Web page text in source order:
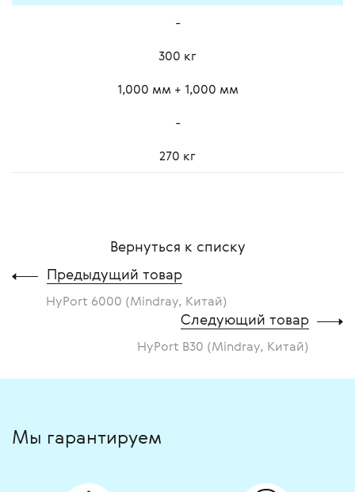
-
300 кг
1,000 мм + 1,000 мм
-
270 кг
Вернуться к списку
Предыдущий товар
HyPort 6000 (Mindray, Китай)
Следующий товар
HyPort B30 (Mindray, Китай)
Мы гарантируем